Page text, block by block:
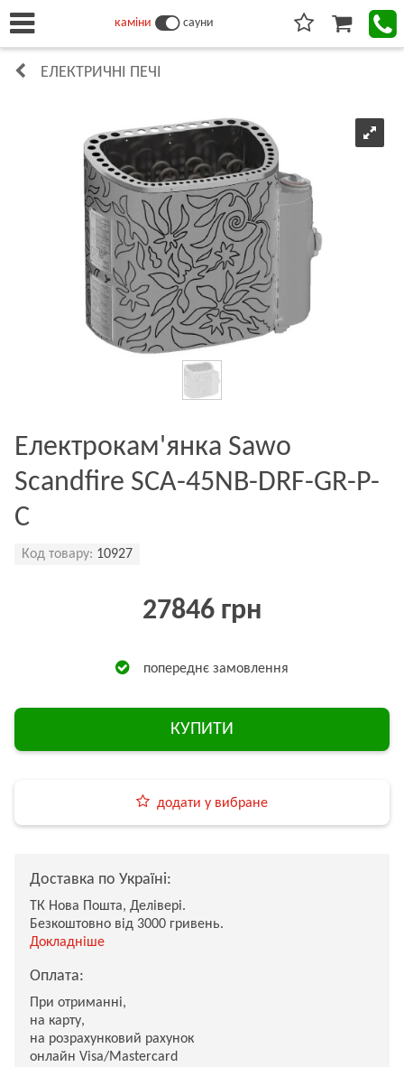
каміни сауни
ЕЛЕКТРИЧНІ ПЕЧІ
Електрокам'янка Sawo
Scandfire SCA-45NB-DRF-GR-P-
C
Код товару: 10927
27846 грн
попереднє замовлення
КУПИТИ
додати у вибране
Доставка по Україні:
ТК Нова Пошта, Делівері.
Безкоштовно від 3000 гривень.
Докладніше
Оплата:
При отриманні,
на карту,
на розрахунковий рахунок
онлайн Visa/Mastercard